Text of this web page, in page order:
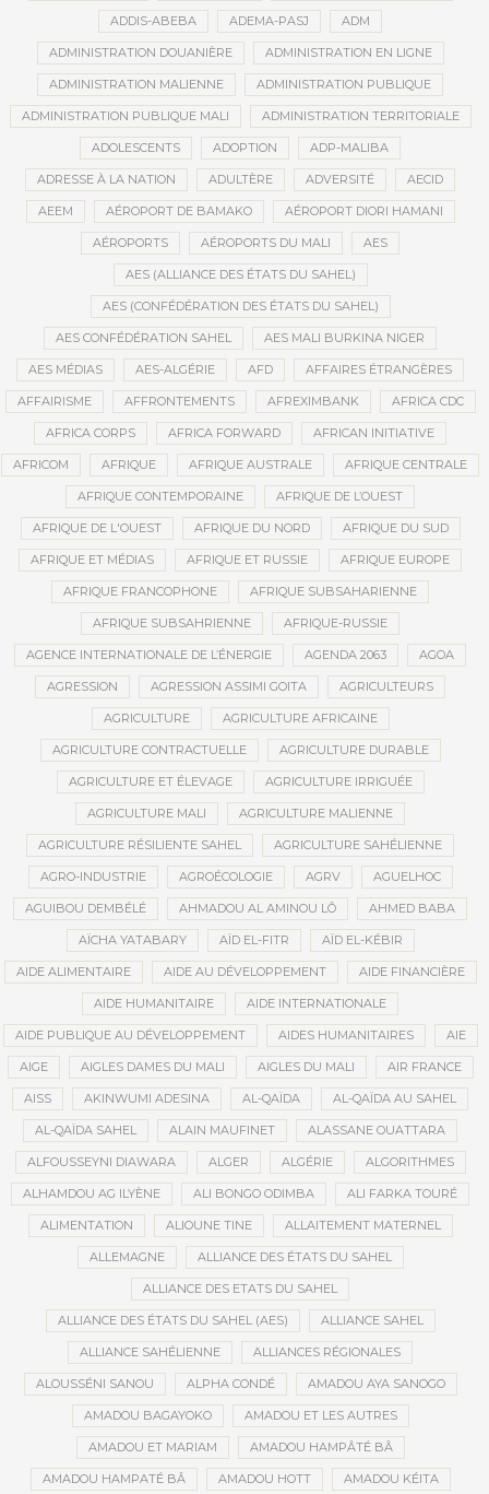
ADDIS-ABEBA ADEMA-PASJ ADM
ADMINISTRATION DOUANIÈRE ADMINISTRATION EN LIGNE
ADMINISTRATION MALIENNE ADMINISTRATION PUBLIQUE
ADMINISTRATION PUBLIQUE MALI ADMINISTRATION TERRITORIALE
ADOLESCENTS ADOPTION ADP-MALIBA
ADRESSE À LA NATION ADULTÈRE ADVERSITÉ AECID
AEEM AÉROPORT DE BAMAKO AÉROPORT DIORI HAMANI
AÉROPORTS AÉROPORTS DU MALI AES
AES (ALLIANCE DES ÉTATS DU SAHEL)
AES (CONFÉDÉRATION DES ÉTATS DU SAHEL)
AES CONFÉDÉRATION SAHEL AES MALI BURKINA NIGER
AES MÉDIAS AES-ALGÉRIE AFD AFFAIRES ÉTRANGÈRES
AFFAIRISME AFFRONTEMENTS AFREXIMBANK AFRICA CDC
AFRICA CORPS AFRICA FORWARD AFRICAN INITIATIVE
AFRICOM AFRIQUE AFRIQUE AUSTRALE AFRIQUE CENTRALE
AFRIQUE CONTEMPORAINE AFRIQUE DE L’OUEST
AFRIQUE DE L'OUEST AFRIQUE DU NORD AFRIQUE DU SUD
AFRIQUE ET MÉDIAS AFRIQUE ET RUSSIE AFRIQUE EUROPE
AFRIQUE FRANCOPHONE AFRIQUE SUBSAHARIENNE
AFRIQUE SUBSAHRIENNE AFRIQUE-RUSSIE
AGENCE INTERNATIONALE DE L’ÉNERGIE AGENDA 2063 AGOA
AGRESSION AGRESSION ASSIMI GOITA AGRICULTEURS
AGRICULTURE AGRICULTURE AFRICAINE
AGRICULTURE CONTRACTUELLE AGRICULTURE DURABLE
AGRICULTURE ET ÉLEVAGE AGRICULTURE IRRIGUÉE
AGRICULTURE MALI AGRICULTURE MALIENNE
AGRICULTURE RÉSILIENTE SAHEL AGRICULTURE SAHÉLIENNE
AGRO-INDUSTRIE AGROÉCOLOGIE AGRV AGUELHOC
AGUIBOU DEMBÉLÉ AHMADOU AL AMINOU LÔ AHMED BABA
AÏCHA YATABARY AÏD EL-FITR AÏD EL-KÉBIR
AIDE ALIMENTAIRE AIDE AU DÉVELOPPEMENT AIDE FINANCIÈRE
AIDE HUMANITAIRE AIDE INTERNATIONALE
AIDE PUBLIQUE AU DÉVELOPPEMENT AIDES HUMANITAIRES AIE
AIGE AIGLES DAMES DU MALI AIGLES DU MALI AIR FRANCE
AISS AKINWUMI ADESINA AL-QAÏDA AL-QAÏDA AU SAHEL
AL-QAÏDA SAHEL ALAIN MAUFINET ALASSANE OUATTARA
ALFOUSSEYNI DIAWARA ALGER ALGÉRIE ALGORITHMES
ALHAMDOU AG ILYÈNE ALI BONGO ODIMBA ALI FARKA TOURÉ
ALIMENTATION ALIOUNE TINE ALLAITEMENT MATERNEL
ALLEMAGNE ALLIANCE DES ÉTATS DU SAHEL
ALLIANCE DES ETATS DU SAHEL
ALLIANCE DES ÉTATS DU SAHEL (AES) ALLIANCE SAHEL
ALLIANCE SAHÉLIENNE ALLIANCES RÉGIONALES
ALOUSSÉNI SANOU ALPHA CONDÉ AMADOU AYA SANOGO
AMADOU BAGAYOKO AMADOU ET LES AUTRES
AMADOU ET MARIAM AMADOU HAMPÂTÉ BÂ
AMADOU HAMPATÉ BÂ AMADOU HOTT AMADOU KÉITA